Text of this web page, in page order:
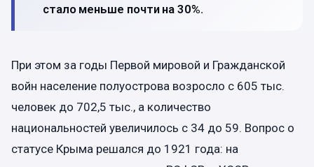
стало меньше почти на 30%.
При этом за годы Первой мировой и Гражданской
войн население полуострова возросло с 605 тыс.
человек до 702,5 тыс., а количество
национальностей увеличилось с 34 до 59. Вопрос о
статусе Крыма решался до 1921 года: на